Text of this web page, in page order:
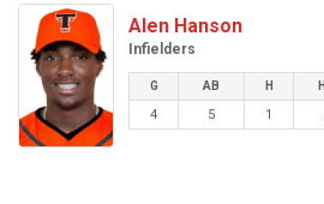
Alen Hanson
Infielders
G AB H
4 5 1